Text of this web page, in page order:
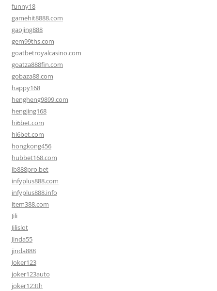
funny18
gamehit8888.com
gaojing888
gem99ths.com
goatbetroyalcasino.com
goatza888fin.com
gobaza88.com
happy168
hengheng9899.com
hengjing168
hi6bet.com
hi6bet.com
hongkong456
hubbet168.com
ib888pro.bet
infyplus888.com
infyplus888.info
item388.com
Jili
Jilislot
Jinda55
jinda888
Joker123
joker123auto
joker123th